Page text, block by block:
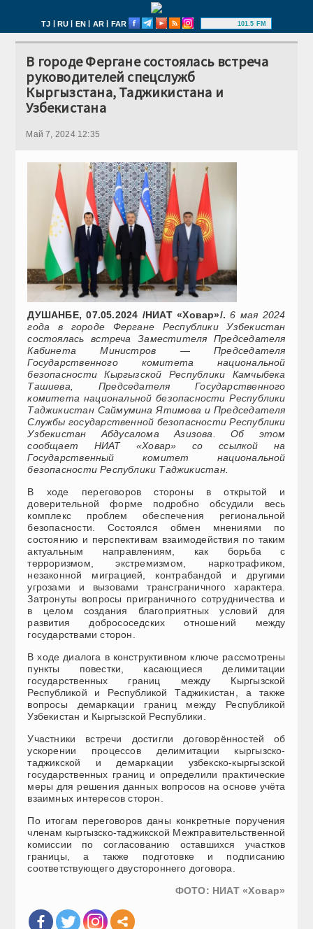
TJ | RU | EN | AR | FAR 101.5 FM
В городе Фергане состоялась встреча
руководителей спецслужб
Кыргызстана, Таджикистана и
Узбекистана
Май 7, 2024 12:35
ДУШАНБЕ, 07.05.2024 /НИАТ «Ховар»/. 6 мая 2024
года в городе Фергане Республики Узбекистан
состоялась встреча Заместителя Председателя
Кабинета Министров — Председателя
Государственного комитета национальной
безопасности Кыргызской Республики Камчыбека
Ташиева, Председателя Государственного
комитета национальной безопасности Республики
Таджикистан Саймумина Ятимова и Председателя
Службы государственной безопасности Республики
Узбекистан Абдусалома Азизова. Об этом
сообщает НИАТ «Ховар» со ссылкой на
Государственный комитет национальной
безопасности Республики Таджикистан.
В ходе переговоров стороны в открытой и
доверительной форме подробно обсудили весь
комплекс проблем обеспечения региональной
безопасности. Состоялся обмен мнениями по
состоянию и перспективам взаимодействия по таким
актуальным направлениям, как борьба с
терроризмом, экстремизмом, наркотрафиком,
незаконной миграцией, контрабандой и другими
угрозами и вызовами трансграничного характера.
Затронуты вопросы приграничного сотрудничества и
в целом создания благоприятных условий для
развития добрососедских отношений между
государствами сторон.
В ходе диалога в конструктивном ключе рассмотрены
пункты повестки, касающиеся делимитации
государственных границ между Кыргызской
Республикой и Республикой Таджикистан, а также
вопросы демаркации границ между Республикой
Узбекистан и Кыргызской Республики.
Участники встречи достигли договорённостей об
ускорении процессов делимитации кыргызско-
таджикской и демаркации узбекско-кыргызской
государственных границ и определили практические
меры для решения данных вопросов на основе учёта
взаимных интересов сторон.
По итогам переговоров даны конкретные поручения
членам кыргызско-таджикской Межправительственной
комиссии по согласованию оставшихся участков
границы, а также подготовке и подписанию
соответствующего двустороннего договора.
ФОТО: НИАТ «Ховар»